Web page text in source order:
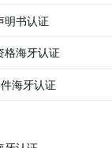
明书认证
格海牙认证
海牙认证